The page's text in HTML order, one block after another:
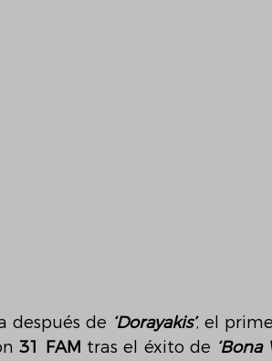
después de ‘Dorayakis’, el
31 FAM tras el éxito de ‘Bona